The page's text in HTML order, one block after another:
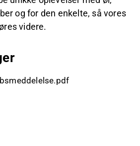
og for den enkelte, så vores
videre.